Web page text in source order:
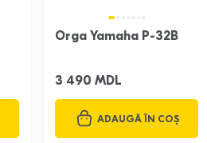
Orga Yamaha P-32B
3 490 MDL
ADAUGĂ ÎN COȘ